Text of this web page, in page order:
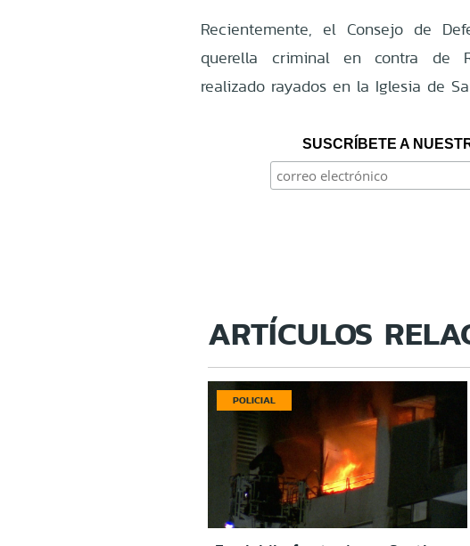
Recientemente, el Consejo de
querella criminal en contra de
realizado rayados en la Iglesia de
SUSCRÍBETE A
ARTÍCULOS
POLICIAL